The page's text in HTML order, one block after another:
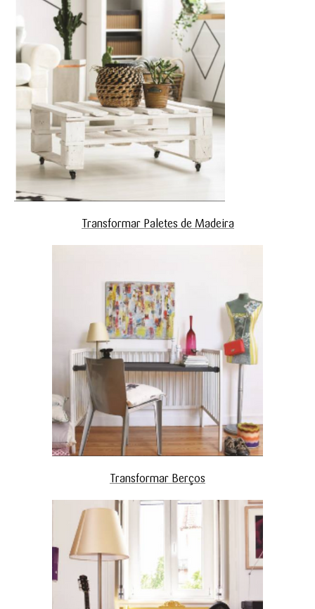
Transformar Paletes de Madeira
Transformar Berços